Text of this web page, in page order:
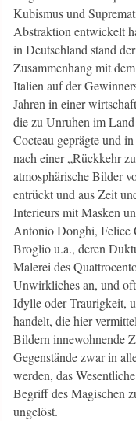
Kubismus und
Abstraktion entwickelt
in Deutschland stand
Zusammenhang mit
Italien auf der
Jahren in einer
die zu Unruhen im
Cocteau geprägte und
nach einer „Rückkehr
atmosphärische Bilder
entrückt und aus Zeit
Interieurs mit Masken
Antonio Donghi, Felice
Broglio u.a., deren
Malerei des
Unwirkliches an, und
Idylle oder Traurigkeit,
handelt, die hier
Bildern innewohnende
Gegenstände zwar in
werden, das
Begriff des Magischen
ungelöst.